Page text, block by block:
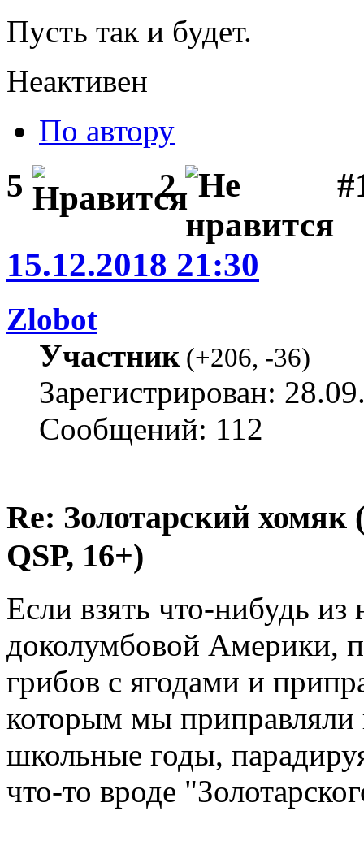
Пусть так и будет.
Неактивен
По автору
5 2
15.12.2018 21:30
Zlobot
Участник(+206, -36)
Зарегистрирован:
Сообщений: 112
Re: Золотарский
QSP, 16+)
Если взять что-нибудь
доколумбовой Америки,
грибов с ягодами и
которым мы приправляли
школьные годы,
что-то вроде